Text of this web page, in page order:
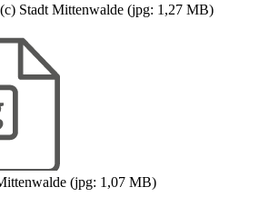
Stadt Mittenwalde (jpg: 1,27 MB)
(jpg: 1,07 MB)